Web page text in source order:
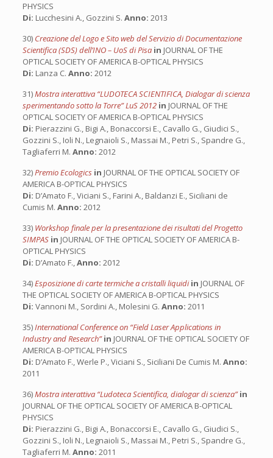
PHYSICS
Di: Lucchesini A., Gozzini S. Anno: 2013
30) Creazione del Logo e Sito web del Servizio di Documentazione
Scientifica (SDS) dell’INO – UoS di Pisa in JOURNAL OF THE
OPTICAL SOCIETY OF AMERICA B-OPTICAL PHYSICS
Di: Lanza C. Anno: 2012
31)Mostra interattiva “LUDOTECA SCIENTIFICA, Dialogar di scienza
sperimentando sotto la Torre” LuS 2012 in JOURNAL OF THE
OPTICAL SOCIETY OF AMERICA B-OPTICAL PHYSICS
Di: Pierazzini G., Bigi A., Bonaccorsi E., Cavallo G., Giudici S.,
Gozzini S., Ioli N., Legnaioli S., Massai M., Petri S., Spandre G.,
Tagliaferri M. Anno: 2012
32)Premio Ecologics in JOURNAL OF THE OPTICAL SOCIETY OF
AMERICA B-OPTICAL PHYSICS
Di: D’Amato F., Viciani S., Farini A., Baldanzi E., Siciliani de
Cumis M. Anno: 2012
33) Workshop finale per la presentazione dei risultati del Progetto
SIMPAS in JOURNAL OF THE OPTICAL SOCIETY OF AMERICA B-
OPTICAL PHYSICS
Di: D’Amato F.,Anno: 2012
34)Esposizione di carte termiche a cristalli liquidiin JOURNAL OF
THE OPTICAL SOCIETY OF AMERICA B-OPTICAL PHYSICS
Di: Vannoni M., Sordini A., Molesini G. Anno: 2011
35)International Conference on “Field Laser Applications in
Industry and Research”in JOURNAL OF THE OPTICAL SOCIETY OF
AMERICA B-OPTICAL PHYSICS
Di: D’Amato F., Werle P., Viciani S., Siciliani De Cumis M. Anno:
2011
36)Mostra interattiva “Ludoteca Scientifica, dialogar di scienza”in
JOURNAL OF THE OPTICAL SOCIETY OF AMERICA B-OPTICAL
PHYSICS
Di: Pierazzini G., Bigi A., Bonaccorsi E., Cavallo G., Giudici S.,
Gozzini S., Ioli N., Legnaioli S., Massai M., Petri S., Spandre G.,
Tagliaferri M. Anno: 2011